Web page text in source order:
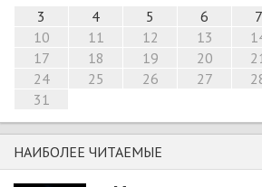
3
4 5 6 7
10
11 12 13
17
18 19 20
24
25 26 27
31
НАИБОЛЕЕ ЧИТАЕМЫЕ